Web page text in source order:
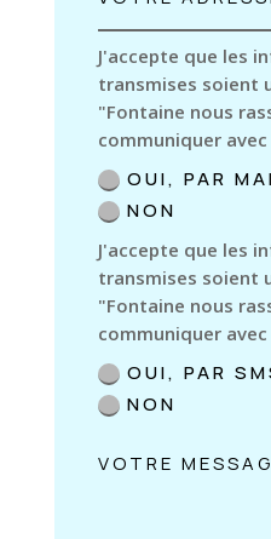
J'accepte que les
transmises soient
"Fontaine nous
communiquer
OUI, PAR
NON
J'accepte que les
transmises soient
"Fontaine nous
communiquer
OUI, PAR
NON